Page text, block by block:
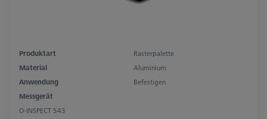
Produktart
Rasterpalette
Material
Aluminium
Anwendung
Befestigen
Messgerät
O-INSPECT 543